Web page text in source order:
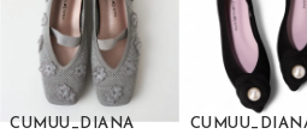
CUMUU_DIANA